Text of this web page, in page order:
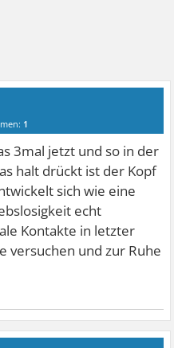
1
3mal jetzt und so in der
halt drückt ist der Kopf
sich wie eine
echt
Kontakte in letzter
versuchen und zur Ruhe